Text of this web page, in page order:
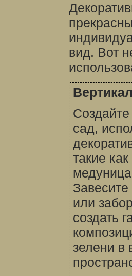
вид. Вот
сад,
такие
или
создать
зелени в